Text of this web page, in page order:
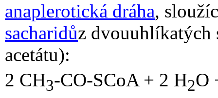
anaplerotická dráha,
sacharidůz dvouuhlíkatých
acetátu):
2 CH3-CO-SCoA + 2 H2O